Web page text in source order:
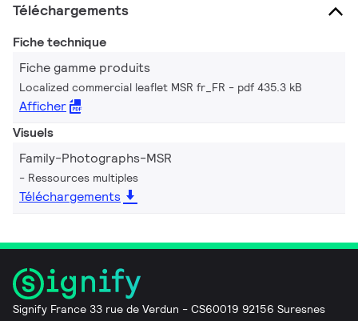
Téléchargements
Fiche technique
Fiche gamme produits
Localized commercial leaflet MSR fr_FR pdf 435.3 kB
Afficher
Visuels
Family-Photographs-MSR
Ressources multiples
Téléchargements
Signify France 33 rue de Verdun - CS60019 92156 Suresnes